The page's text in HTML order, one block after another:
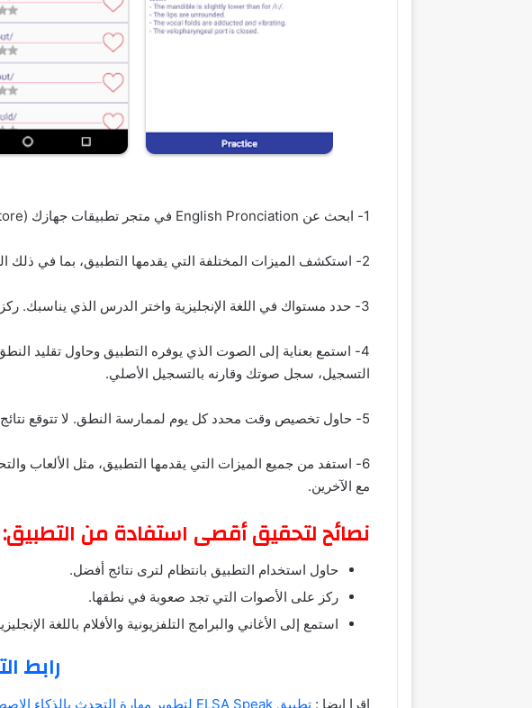
1- ابحث عن English Pronciation في متجر تطبيقات جهازك (App Store أو Google Play) واتبع التعليمات لتثبيت التطبيق على جهازك.
2- استكشف الميزات المختلفة التي يقدمها التطبيق، بما في ذلك الدروس والتقييمات والإحصائيات.
3- حدد مستواك في اللغة الإنجليزية واختر الدرس الذي يناسبك. ركز على الدروس التي تغطي الأصوات والكلمات التي تجد صعوبة في نطقها.
4- استمع بعناية إلى الصوت الذي يوفره التطبيق وحاول تقليد
التسجيل، سجل صوتك وقارنه بالتسجيل الأصلي.
5- حاول تخصيص وقت محدد كل يوم لممارسة النطق. لا تتوقع نتائج فورية؛ فالتعلم يستغرق وقتًا وجهدًا.
6- استفد من جميع الميزات التي يقدمها التطبيق، مثل الألعاب
مع الآخرين.
نصائح لتحقيق أقصى استفادة من التطبيق:
حاول استخدام التطبيق بانتظام لترى نتائج أفضل.
ركز على الأصوات التي تجد صعوبة في نطقها.
استمع إلى الأغاني والبرامج التلفزيونية والأفلام باللغة
رابط
اقرا ايضا :تطبيق ELSA Speak لتطوير مهارة التحدث بالذكاء الإصطناعي